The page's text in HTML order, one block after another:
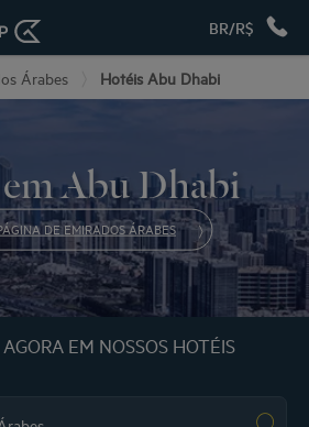
BR/R$
Árabes Hotéis Abu Dhabi
Abu Dhabi
DE EMIRADOS ÁRABES
EM NOSSOS HOTÉIS